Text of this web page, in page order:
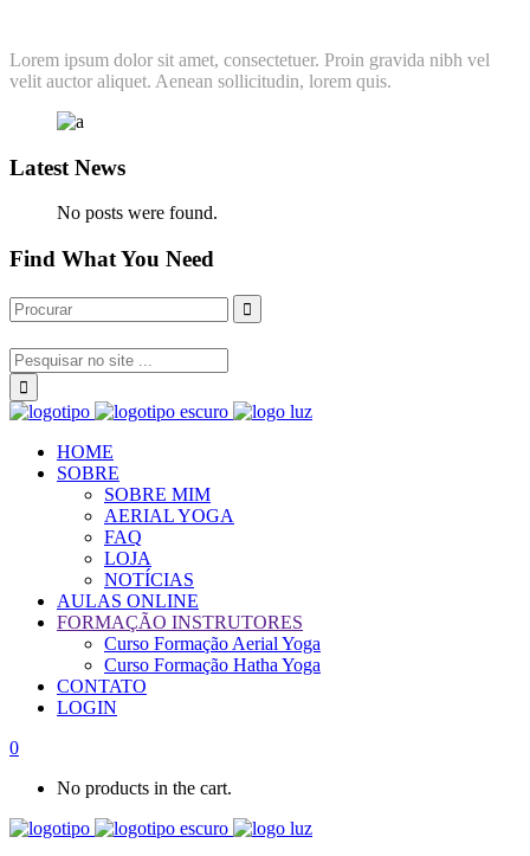
Lorem ipsum dolor sit amet, consectetuer. Proin gravida nibh vel
velit auctor aliquet. Aenean sollicitudin, lorem quis.
Latest News
No posts were found.
Find What You Need
HOME
SOBRE
SOBRE MIM
AERIAL YOGA
FAQ
LOJA
NOTÍCIAS
AULAS ONLINE
FORMAÇÃO INSTRUTORES
Curso Formação Aerial Yoga
Curso Formação Hatha Yoga
CONTATO
LOGIN
0
No products in the cart.